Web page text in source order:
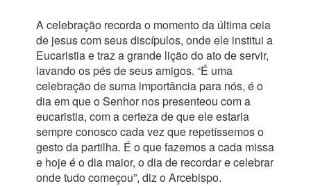
A celebração recorda o momento da última ceia
de jesus com seus discípulos, onde ele institui a
Eucaristia e traz a grande lição do ato de servir,
lavando os pés de seus amigos. “É uma
celebração de suma importância para nós, é o
dia em que o Senhor nos presenteou com a
eucaristia, com a certeza de que ele estaria
sempre conosco cada vez que repetíssemos o
gesto da partilha. É o que fazemos a cada missa
e hoje é o dia maior, o dia de recordar e celebrar
onde tudo começou”, diz o Arcebispo.